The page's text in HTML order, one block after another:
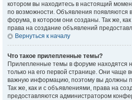
котором вы находитесь в настоящий
по возможности. Объявления появляются
форума, в котором они созданы. Так же,
права на создание объявлений
Вернуться к началу
Что такое прилепленные темы?
Прилепленные темы в форуме находятся
только на его первой странице. Они чаще
важную информацию, поэтому вы должны
Так же, как и с объявлениями, права на
предоставляются администратором